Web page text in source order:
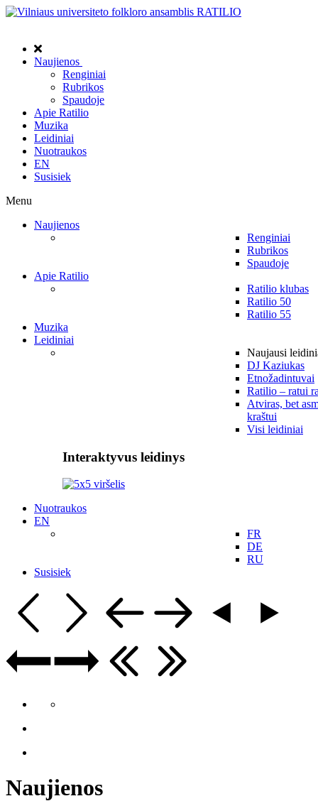
Naujienos
Renginiai
Rubrikos
Spaudoje
Apie Ratilio
Muzika
Leidiniai
Nuotraukos
EN
Susisiek
Menu
Naujienos
Renginiai
Rubrikos
Spaudoje
Apie Ratilio
Ratilio klubas
Ratilio 50
Ratilio 55
Muzika
Leidiniai
Naujausi
DJ Kaziukas
Etnožadintuvai
Ratilio – ratui
Atviras, bet
kraštui
Visi leidiniai
Interaktyvus leidinys
Nuotraukos
EN
FR
DE
RU
Susisiek
Naujienos